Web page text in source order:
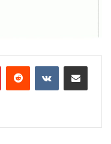
PinterestReddit VKontakteShare via Email